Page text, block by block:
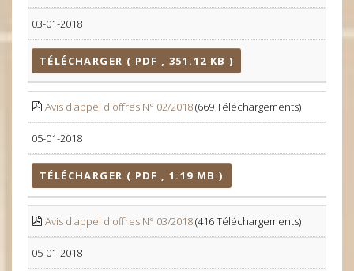
03-01-2018
TÉLÉCHARGER ( PDF , 351.12 KB )
Avis d'appel d'offres N° 02/2018(669 Téléchargements)
05-01-2018
TÉLÉCHARGER ( PDF , 1.19 MB )
Avis d'appel d'offres N° 03/2018(416 Téléchargements)
05-01-2018